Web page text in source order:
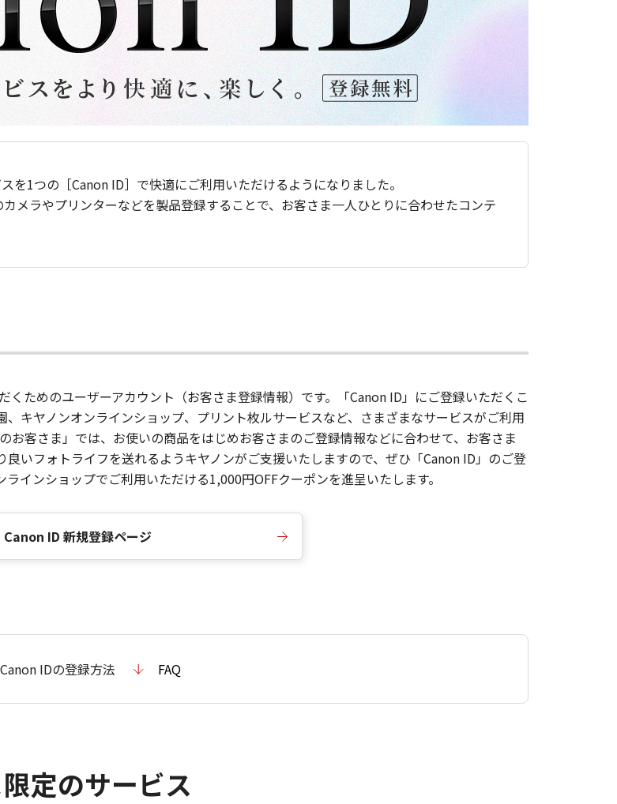
1つの［Canon ID］で快適にご利用いただけるようになりました。
メラやプリンターなどを製品登録することで、お客さま一人ひとりに合わせたコンテ
くためのユーザーアカウント（お客さま登録情報）です。「Canon ID」にご登録いただくこ
キヤノンオンラインショップ、プリント枚ルサービスなど、さまざまなサービスがご利用
お客さま」では、お使いの商品をはじめお客さまのご登録情報などに合わせて、お客さま
いフォトライフを送れるようキヤノンがご支援いたしますので、ぜひ「Canon ID」のご登
インショップでご利用いただける1,000円OFFクーポンを進呈いたします。
Canon ID 新規登録ページ
Canon IDの登録方法 FAQ
定のサービス